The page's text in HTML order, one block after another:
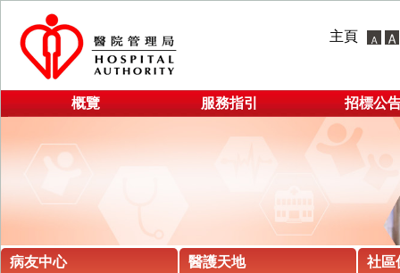
主頁
概覽 服務指引 招標公
病友中心 醫護天地 社區